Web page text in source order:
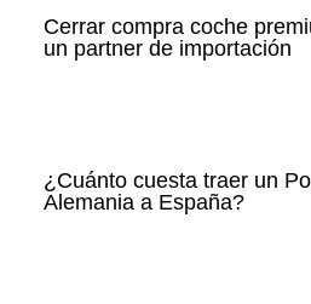
Cerrar compra coche
un partner de importación
¿Cuánto cuesta traer un
Alemania a España?